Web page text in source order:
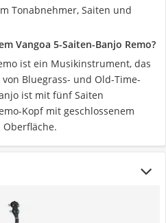
Tonabnehmer, Saiten und
Vangoa 5-Saiten-Banjo Remo?
ist ein Musikinstrument, das
Bluegrass- und Old-Time-
ist mit fünf Saiten
Kopf mit geschlossenem